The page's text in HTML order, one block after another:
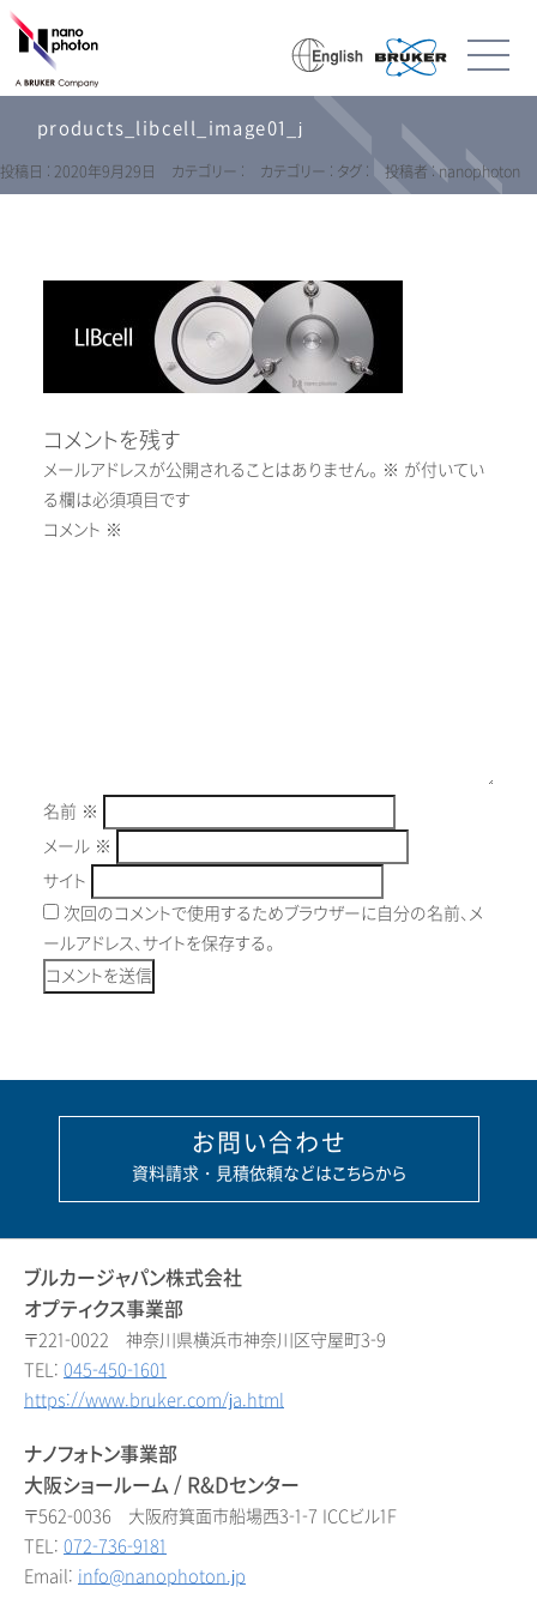
products_libcell_image01_j
投稿日 : 2020年9月29日 カテゴリー : カテゴリー : タグ : 投稿者 : nanophoton
コメントを残す
メールアドレスが公開されることはありません。 ※ が付いてい
る欄は必須項目です
コメント ※
名前 ※
メール ※
サイト
次回のコメントで使用するためブラウザーに自分の名前、メ
ールアドレス、サイトを保存する。
お問い合わせ
資料請求・見積依頼などはこちらから
ブルカージャパン株式会社
オプティクス事業部
〒221-0022 神奈川県横浜市神奈川区守屋町3-9
TEL: 045-450-1601
https://www.bruker.com/ja.html
ナノフォトン事業部
大阪ショールーム / R&Dセンター
〒562-0036 大阪府箕面市船場西3-1-7 ICCビル1F
TEL: 072-736-9181
Email: info@nanophoton.jp